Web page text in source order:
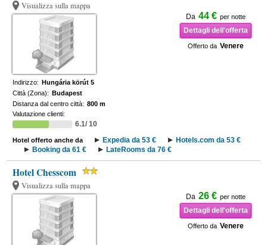
Visualizza sulla mappa
Da 44 € per notte
Dettagli dell'offerta
Offerto da Venere
Indirizzo: Hungária körút 5
Città (Zona): Budapest
Distanza dal centro città: 800 m
Valutazione clienti:
6.1/ 10
Hotel offerto anche da Expedia da 53 €
Hotels.com da 53 €
Booking da 61 €
LateRooms da 76 €
Hotel Chesscom
Visualizza sulla mappa
Da 26 € per notte
Dettagli dell'offerta
Offerto da Venere